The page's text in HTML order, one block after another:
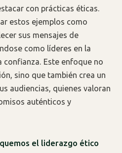
con prácticas éticas.
estos ejemplos como
sus mensajes de
como líderes en la
confianza. Este enfoque no
sino que también crea un
audiencias, quienes valoran
auténticos y
el liderazgo ético